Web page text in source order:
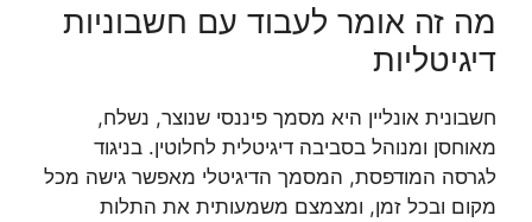
מה זה אומר לעבוד עם חשבוניות
דיגיטליות
חשבונית אונליין היא מסמך פיננסי שנוצר, נשלח,
מאוחסן ומנוהל בסביבה דיגיטלית לחלוטין. בניגוד
לגרסה המודפסת, המסמך הדיגיטלי מאפשר גישה מכל
מקום ובכל זמן, ומצמצם משמעותית את התלות